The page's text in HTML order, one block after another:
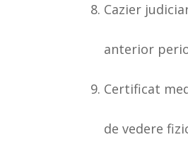
Cazier
anterior
Certificat
de vedere